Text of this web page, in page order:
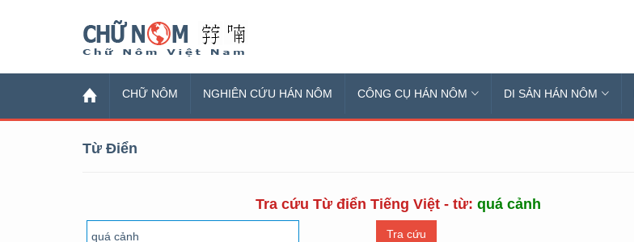
CHỮ NÔM NGHIÊN CỨU HÁN NÔM CÔNG CỤ HÁN NÔM DI SẢN HÁN NÔM
Từ Điển
Tra cứu Từ điển Tiếng Việt - từ: quá cảnh